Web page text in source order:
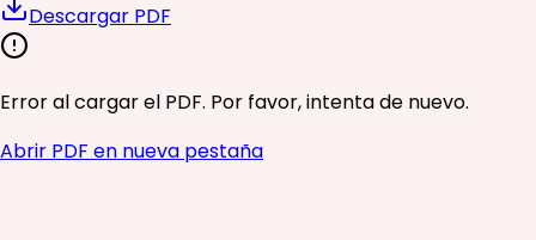
Descargar PDF
Error al cargar el PDF. Por favor, intenta de nuevo.
Abrir PDF en nueva pestaña